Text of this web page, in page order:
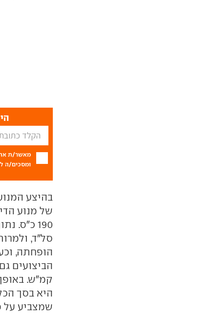
מאשר/ת
ומסכים/ה
בהיצע
סל"ד,
קמ"ש.
שמצביע על